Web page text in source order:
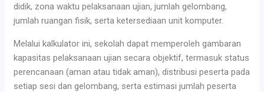
didik, zona waktu pelaksanaan ujian, jumlah gelombang,
jumlah ruangan fisik, serta ketersediaan unit komputer.
Melalui kalkulator ini, sekolah dapat memperoleh gambaran
kapasitas pelaksanaan ujian secara objektif, termasuk status
perencanaan (aman atau tidak aman), distribusi peserta pada
setiap sesi dan gelombang, serta estimasi jumlah peserta